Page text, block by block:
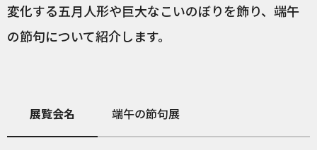
変化する五月人形や巨大なこいのぼりを飾り、端午
の節句について紹介します。
展覧会名 端午の節句展